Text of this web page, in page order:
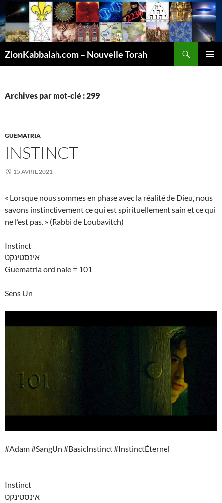
ZionKabbalah.com – Nouvelle Torah
Archives par mot-clé : 299
GUEMATRIA
INSTINCT
15 AVRIL 2021
« Lorsque nous sommes en phase avec la réalité de Dieu, nous
savons instinctivement ce qui est spirituellement sain et ce qui
ne l’est pas. » (Rabbi de Loubavitch)
Instinct
אינסטינקט
Guematria ordinale = 101
Sens Un
#Adam #SangUn #BasicInstinct #InstinctÉternel
Instinct
אינסטינקט